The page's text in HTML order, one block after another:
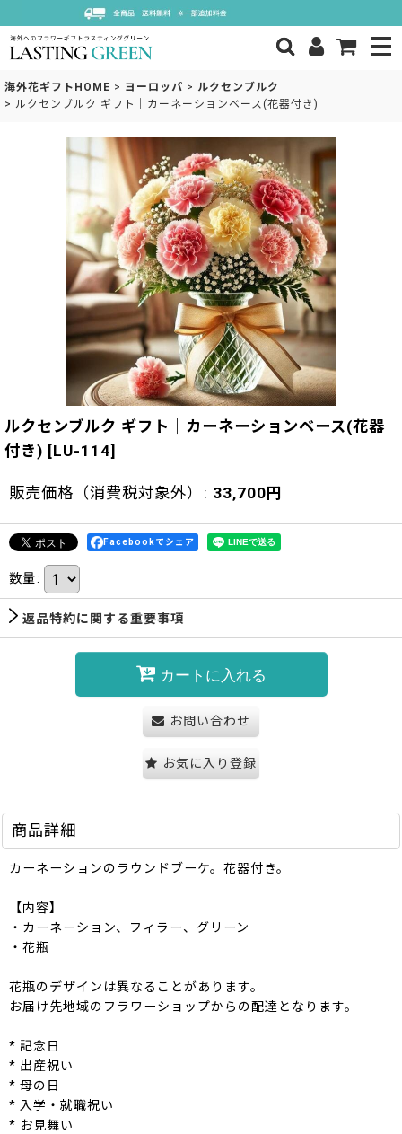
海外花ギフトHOME > ヨーロッパ > ルクセンブルク
> ルクセンブルク ギフト｜カーネーションベース(花器付き)
ルクセンブルク ギフト｜カーネーションベース(花器
付き) [LU-114]
販売価格（消費税対象外） : 33,700 円
Facebookでシェア
数量:
返品特約に関する重要事項
カートに入れる
お問い合わせ
お気に入り登録
商品詳細
カーネーションのラウンドブーケ。花器付き。
【内容】
・カーネーション、フィラー、グリーン
・花瓶
花瓶のデザインは異なることがあります。
お届け先地域のフラワーショップからの配達となります。
* 記念日
* 出産祝い
* 母の日
* 入学・就職祝い
* お見舞い